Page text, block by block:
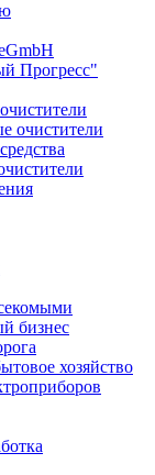
Прогресс"
очистители
бизнес
хозяйство